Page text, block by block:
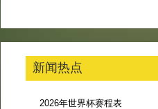
新闻热点
2026年世界杯赛程表